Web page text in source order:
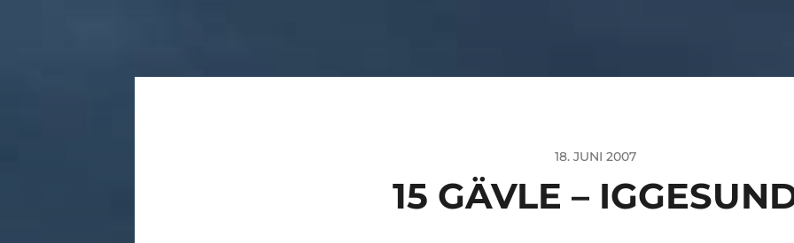
18. JUNI 2007
15 GÄVLE –